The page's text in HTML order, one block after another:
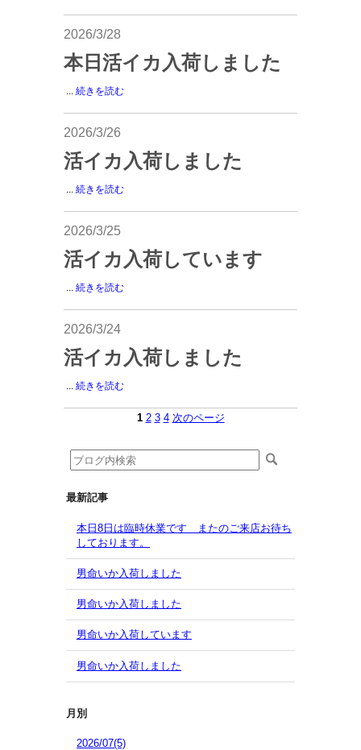
2026/3/28
本日活イカ入荷しました
... 続きを読む
2026/3/26
活イカ入荷しました
... 続きを読む
2026/3/25
活イカ入荷しています
... 続きを読む
2026/3/24
活イカ入荷しました
... 続きを読む
1 2 3 4 次のページ
最新記事
本日8日は臨時休業です またのご来店お待ち
しております。
男命いか入荷しました
男命いか入荷しました
男命いか入荷しています
男命いか入荷しました
月別
2026/07(5)